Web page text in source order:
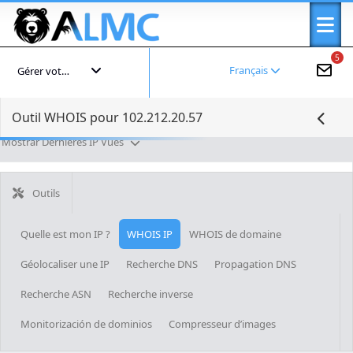
5
Français
Gérer votre compte
Outil WHOIS pour 102.212.20.57
Mostrar Dernières IP Vues
Outils
Quelle est mon IP ? WHOIS IP WHOIS de domaine
Géolocaliser une IP Recherche DNS Propagation DNS
Recherche ASN Recherche inverse
Monitorización de dominios Compresseur d’images